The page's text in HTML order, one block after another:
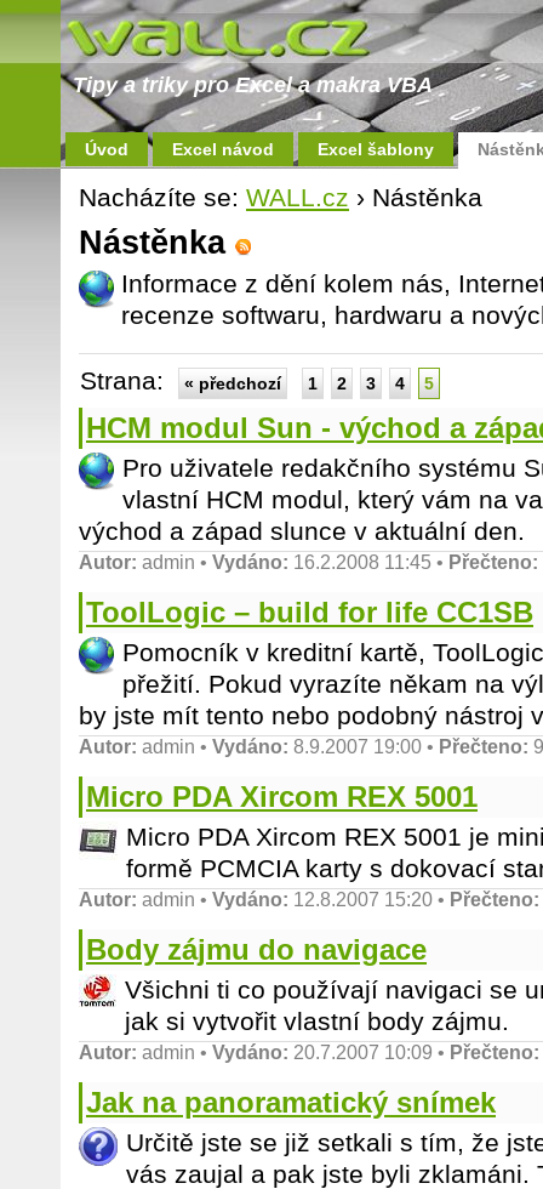
Tipy a triky pro Excel a makra VBA
Úvod Excel návod Excel šablony
Nacházíte se: WALL.cz › Nástěnka
Nástěnka
Informace z dění kolem nás,
recenze softwaru, hardwaru a
Strana: « předchozí 1 2 3 4 5
HCM modul Sun - východ a
Pro uživatele redakčního systému
vlastní HCM modul, který vám na
východ a západ slunce v aktuální den.
Autor: admin • Vydáno: 16.2.2008 11:45 • Přečteno:
ToolLogic – build for life CC1SB
Pomocník v kreditní kartě,
přežití. Pokud vyrazíte někam na
by jste mít tento nebo podobný nástroj
Autor: admin • Vydáno: 8.9.2007 19:00 • Přečteno:
Micro PDA Xircom REX 5001
Micro PDA Xircom REX 5001 je
formě PCMCIA karty s dokovací
Autor: admin • Vydáno: 12.8.2007 15:20 • Přečteno:
Body zájmu do navigace
Všichni ti co používají navigaci se
jak si vytvořit vlastní body zájmu.
Autor: admin • Vydáno: 20.7.2007 10:09 • Přečteno:
Jak na panoramatický snímek
Určitě jste se již setkali s tím, že
vás zaujal a pak jste byli zklamáni.